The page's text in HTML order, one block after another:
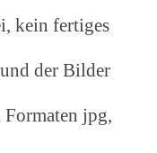
kein fertiges
der Bilder
jpg,